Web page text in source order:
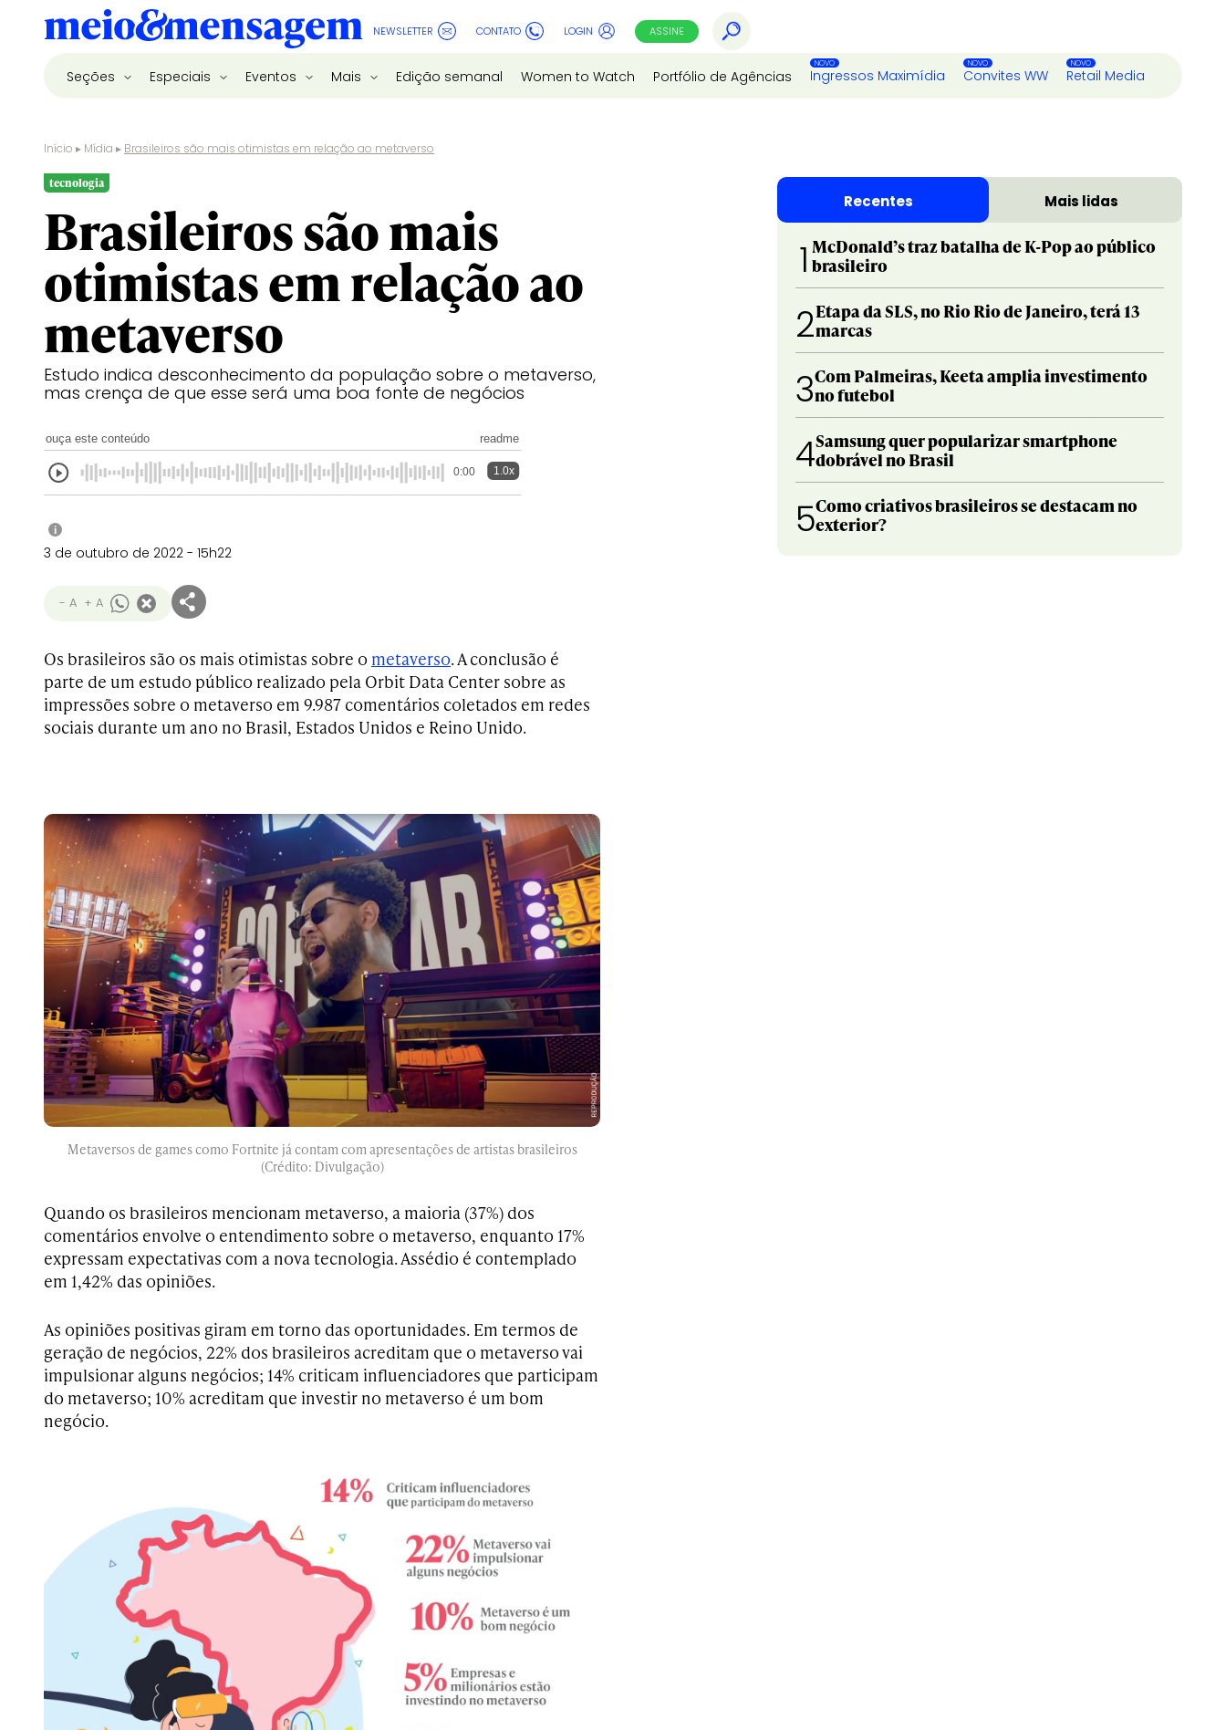
NEWSLETTER CONTATO LOGIN ASSINE
Seções Especiais Eventos Mais Edição semanal Women to Watch Portfólio de Agências Ingressos Maximídia Convites WW Retail Media
Início ▸ Mídia ▸ Brasileiros são mais otimistas em relação ao metaverso
tecnologia
Brasileiros são mais
otimistas em relação ao
metaverso
Estudo indica desconhecimento da população sobre o metaverso,
mas crença de que esse será uma boa fonte de negócios
ouça este conteúdo readme
0:00 1.0x
i
3 de outubro de 2022 - 15h22
- A + A
Os brasileiros são os mais otimistas sobre o metaverso. A conclusão é
parte de um estudo público realizado pela Orbit Data Center sobre as
impressões sobre o metaverso em 9.987 comentários coletados em redes
sociais durante um ano no Brasil, Estados Unidos e Reino Unido.
Metaversos de games como Fortnite já contam com apresentações de artistas brasileiros
(Crédito: Divulgação)
Quando os brasileiros mencionam metaverso, a maioria (37%) dos
comentários envolve o entendimento sobre o metaverso, enquanto 17%
expressam expectativas com a nova tecnologia. Assédio é contemplado
em 1,42% das opiniões.
As opiniões positivas giram em torno das oportunidades. Em termos de
geração de negócios, 22% dos brasileiros acreditam que o metaverso vai
impulsionar alguns negócios; 14% criticam influenciadores que participam
do metaverso; 10% acreditam que investir no metaverso é um bom
negócio.
Recentes Mais lidas
1 McDonald’s traz batalha de K-Pop ao público
brasileiro
2Etapa da SLS, no Rio Rio de Janeiro, terá 13
marcas
3Com Palmeiras, Keeta amplia investimento
no futebol
4Samsung quer popularizar smartphone
dobrável no Brasil
5Como criativos brasileiros se destacam no
exterior?